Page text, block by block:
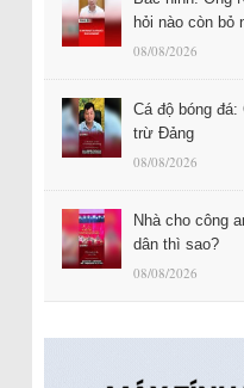
hỏi nào còn bỏ
08/08/2026
Cá độ bóng đá:
trừ Đảng
08/08/2026
Nhà cho công
dân thì sao?
08/08/2026